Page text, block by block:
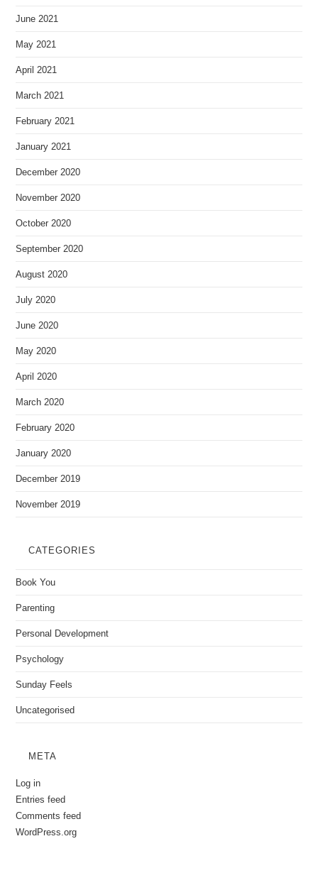
June 2021
May 2021
April 2021
March 2021
February 2021
January 2021
December 2020
November 2020
October 2020
September 2020
August 2020
July 2020
June 2020
May 2020
April 2020
March 2020
February 2020
January 2020
December 2019
November 2019
CATEGORIES
Book You
Parenting
Personal Development
Psychology
Sunday Feels
Uncategorised
META
Log in
Entries feed
Comments feed
WordPress.org